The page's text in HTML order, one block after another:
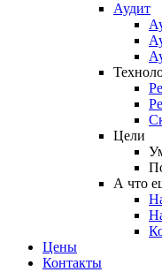
Аудит
Цели
А что
Цены
Контакты